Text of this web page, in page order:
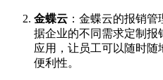
金蝶云 ：金蝶云的报销
据企业的不同需求定制报
应用，让员工可以随时随
便利性。